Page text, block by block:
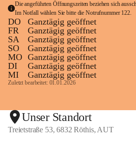
Die angeführten Öffnungszeiten beziehen sich
Im Notfall wählen Sie bitte die Notrufnummer 122.
DO
Ganztägig geöffnet
FR
Ganztägig geöffnet
SA
Ganztägig geöffnet
SO
Ganztägig geöffnet
MO Ganztägig geöffnet
DI
Ganztägig geöffnet
MI
Ganztägig geöffnet
Zuletzt bearbeitet: 01.01.2026
Unser Standort
Treietstraße 53, 6832 Röthis, AUT